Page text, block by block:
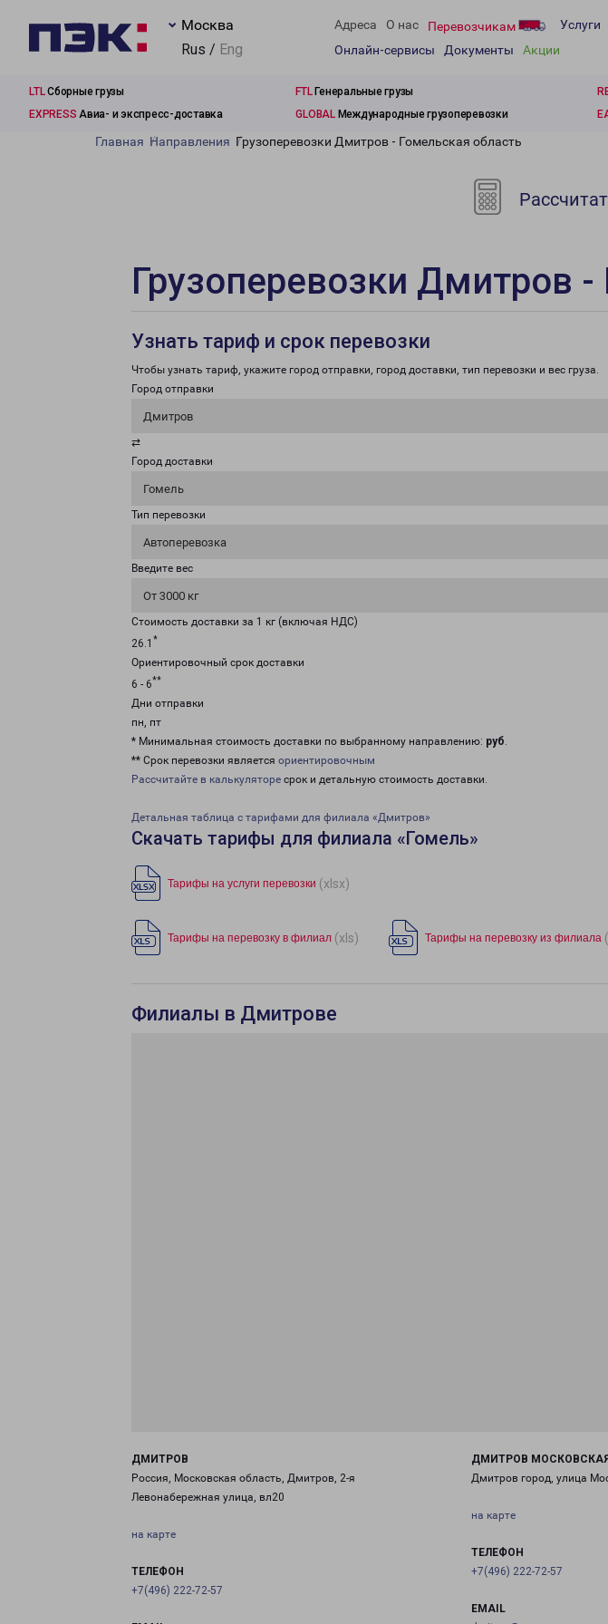
Москва
Rus / Eng
Адреса О нас Перевозчикам
Услуги
Онлайн-сервисы
Документы Акции
LTLСборные грузы FTLГенеральные грузы
EXPRESS Авиа- и экспресс-доставка GLOBALМеждународные грузоперевозки
Главная Направления Грузоперевозки Дмитров - Гомельская область
Грузоперевозки Дмитров
Узнать тариф и срок перевозки
Чтобы узнать тариф, укажите город отправки, город доставки, тип перевозки и вес груза.
Город отправки
Дмитров
⇄
Город доставки
Гомель
Тип перевозки
Автоперевозка
Введите вес
От 3000 кг
Стоимость доставки за 1 кг (включая НДС)
26.1 *
Ориентировочный срок доставки
6 - 6**
Дни отправки
пн, пт
* Минимальная стоимость доставки по выбранному направлению: руб.
** Срок перевозки является ориентировочным
Рассчитайте в калькуляторе срок и детальную стоимость доставки.
Детальная таблица с тарифами для филиала «Дмитров»
Скачать тарифы для филиала «Гомель»
Тарифы на услуги перевозки (xlsx)
Тарифы на перевозку в филиал (xls) Тарифы на перевозку из филиала
Филиалы в Дмитрове
ДМИТРОВ
Россия, Московская область, Дмитров, 2-я
Левонабережная улица, вл20
на карте
ТЕЛЕФОН
+7(496) 222-72-57
ДМИТРОВ
Дмитров город, улица
на карте
ТЕЛЕФОН
+7(496) 222-72-57
EMAIL